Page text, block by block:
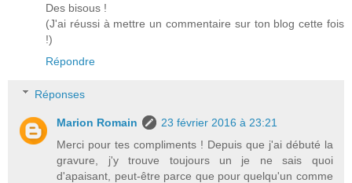
Des bisous !
(J'ai réussi à mettre un commentaire sur ton blog cette fois
!)
Répondre
Réponses
Marion Romain
23 février 2016 à 23:21
Merci pour tes compliments ! Depuis que j'ai débuté la
gravure, j'y trouve toujours un je ne sais quoi
d'apaisant, peut-être parce que pour quelqu'un comme